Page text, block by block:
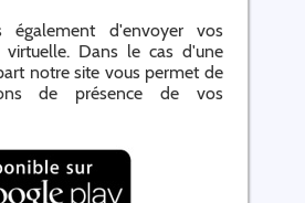
également d'envoyer vos
Dans le cas d'une
notre site vous permet de
de présence de vos